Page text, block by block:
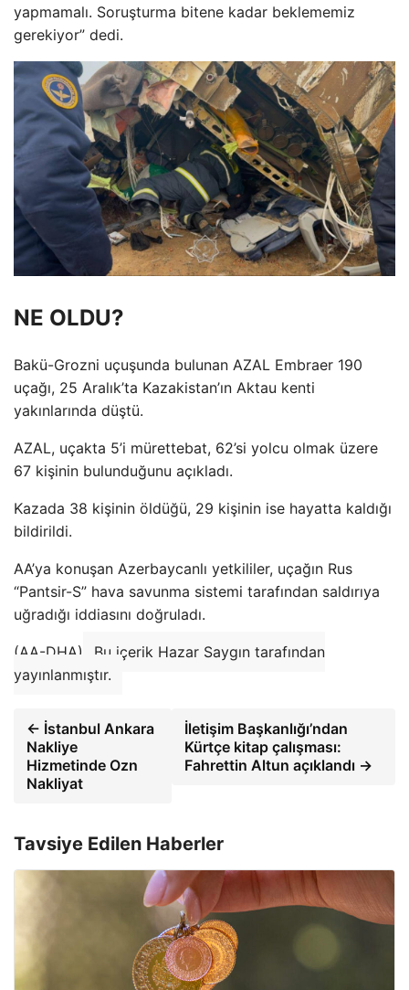
yapmamalı. Soruşturma bitene kadar beklememiz
gerekiyor” dedi.
NE OLDU?
Bakü-Grozni uçuşunda bulunan AZAL Embraer 190
uçağı, 25 Aralık’ta Kazakistan’ın Aktau kenti
yakınlarında düştü.
AZAL, uçakta 5’i mürettebat, 62’si yolcu olmak üzere
67 kişinin bulunduğunu açıkladı.
Kazada 38 kişinin öldüğü, 29 kişinin ise hayatta kaldığı
bildirildi.
AA’ya konuşan Azerbaycanlı yetkililer, uçağın Rus
“Pantsir-S” hava savunma sistemi tarafından saldırıya
uğradığı iddiasını doğruladı.
(AA-DHA)
Bu içerik Hazar Saygın tarafından
yayınlanmıştır.
← İstanbul Ankara
Nakliye
Hizmetinde Ozn
Nakliyat
İletişim Başkanlığı’ndan
Kürtçe kitap çalışması:
Fahrettin Altun açıklandı →
Tavsiye Edilen Haberler